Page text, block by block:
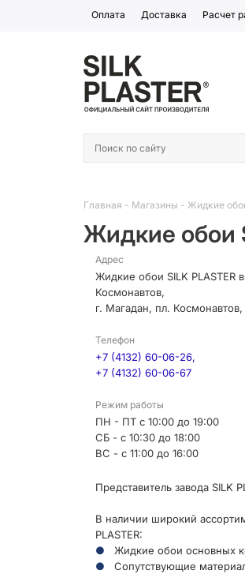
Оплата Доставка Расчет
Главная - Магазины - Жидкие
Жидкие обои
Адрес
Жидкие обои SILK PLASTER
Космонавтов,
г. Магадан, пл.
Телефон
+7 (4132) 60-06-26,
+7 (4132) 60-06-67
Режим работы
ПН - ПТ с 10:00 до 19:00
СБ - с 10:30 до 18:00
ВС - с 11:00 до 16:00
Представитель завода SILK
В наличии широкий
PLASTER:
Жидкие обои основных
Сопутствующие